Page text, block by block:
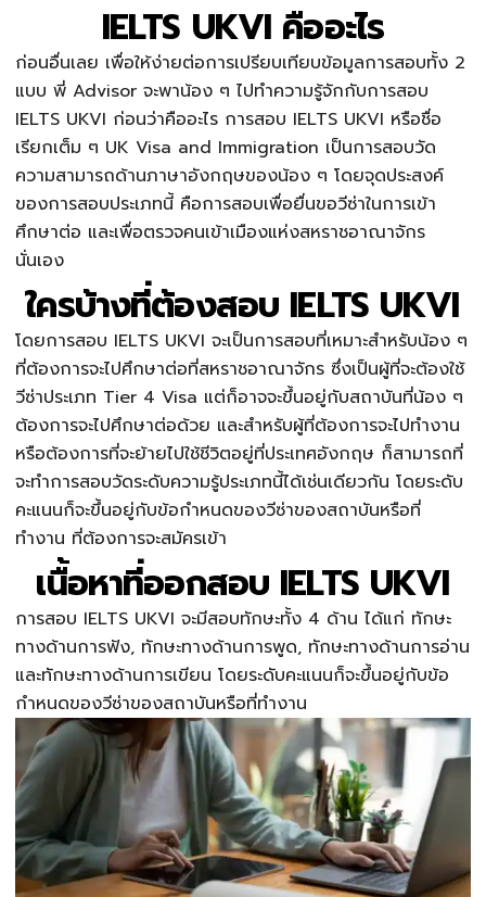
IELTS UKVI คืออะไร
ก่อนอื่นเลย เพื่อให้ง่ายต่อการเปรียบเทียบข้อมูลการสอบทั้ง 2
แบบ พี่ Advisor จะพาน้อง ๆ ไปทำความรู้จักกับการสอบ
IELTS UKVI ก่อนว่าคืออะไร การสอบ IELTS UKVI หรือชื่อ
เรียกเต็ม ๆ UK Visa and Immigration เป็นการสอบวัด
ความสามารถด้านภาษาอังกฤษของน้อง ๆ โดยจุดประสงค์
ของการสอบประเภทนี้ คือการสอบเพื่อยื่นขอวีซ่าในการเข้า
ศึกษาต่อ และเพื่อตรวจคนเข้าเมืองแห่งสหราชอาณาจักร
นั่นเอง
ใครบ้างที่ต้องสอบ IELTS UKVI
โดยการสอบ IELTS UKVI จะเป็นการสอบที่เหมาะสำหรับน้อง ๆ
ที่ต้องการจะไปศึกษาต่อที่สหราชอาณาจักร ซึ่งเป็นผู้ที่จะต้องใช้
วีซ่าประเภท Tier 4 Visa แต่ก็อาจจะขึ้นอยู่กับสถาบันที่น้อง ๆ
ต้องการจะไปศึกษาต่อด้วย และสำหรับผู้ที่ต้องการจะไปทำงาน
หรือต้องการที่จะย้ายไปใช้ชีวิตอยู่ที่ประเทศอังกฤษ ก็สามารถที่
จะทำการสอบวัดระดับความรู้ประเภทนี้ได้เช่นเดียวกัน โดยระดับ
คะแนนก็จะขึ้นอยู่กับข้อกำหนดของวีซ่าของสถาบันหรือที่
ทำงาน ที่ต้องการจะสมัครเข้า
เนื้อหาที่ออกสอบ IELTS UKVI
การสอบ IELTS UKVI จะมีสอบทักษะทั้ง 4 ด้าน ได้แก่ ทักษะ
ทางด้านการฟัง, ทักษะทางด้านการพูด, ทักษะทางด้านการอ่าน
และทักษะทางด้านการเขียน โดยระดับคะแนนก็จะขึ้นอยู่กับข้อ
กำหนดของวีซ่าของสถาบันหรือที่ทำงาน